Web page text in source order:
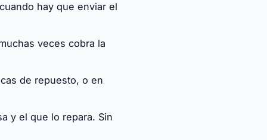
hay que enviar el
veces cobra la
de repuesto, o en
y el que lo repara. Sin